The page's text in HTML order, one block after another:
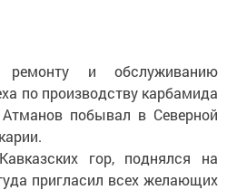
и обслуживанию
по производству карбамида
побывал в Северной
гор, поднялся на
пригласил всех желающих